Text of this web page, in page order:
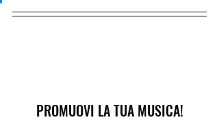
PROMUOVI LA TUA MUSICA!